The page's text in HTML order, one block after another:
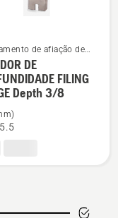
de afiação de
DE
FILING
Depth 3/8